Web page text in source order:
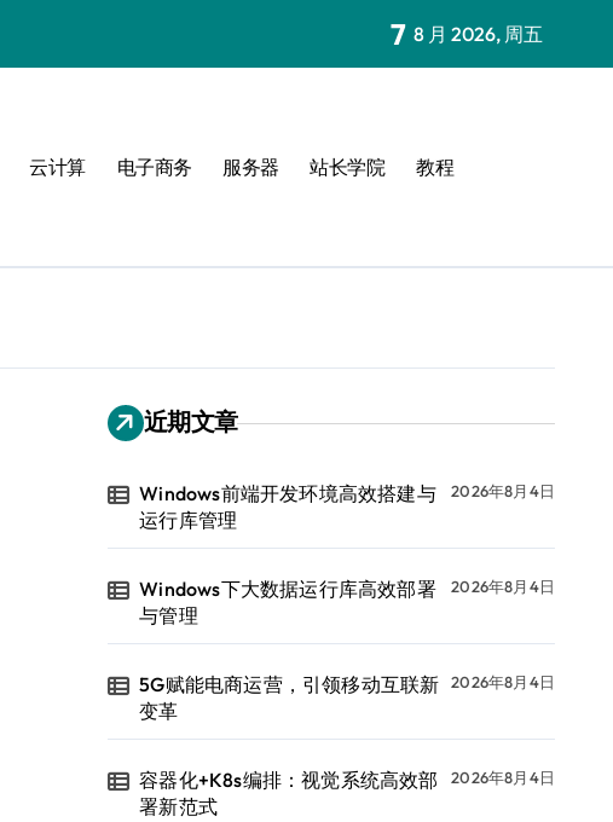
7 8 月 2026, 周五
云计算 电子商务 服务器 站长学院 教程
近期文章
Windows前端开发环境高效搭建与
运行库管理
2026年8月4日
Windows下大数据运行库高效部署
与管理
2026年8月4日
5G赋能电商运营，引领移动互联新
变革
2026年8月4日
容器化+K8s编排：视觉系统高效部
署新范式
2026年8月4日